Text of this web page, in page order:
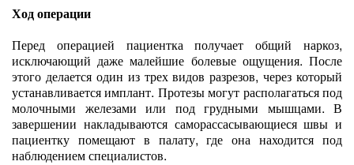
Ход операции
Перед операцией пациентка получает общий наркоз,
исключающий даже малейшие болевые ощущения. После
этого делается один из трех видов разрезов, через который
устанавливается имплант. Протезы могут располагаться под
молочными железами или под грудными мышцами. В
завершении накладываются саморассасывающиеся швы и
пациентку помещают в палату, где она находится под
наблюдением специалистов.